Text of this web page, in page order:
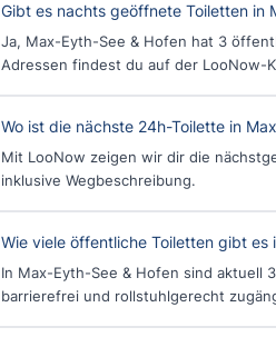
Gibt es nachts geöffnete Toiletten in
Ja, Max-Eyth-See & Hofen hat 3
Adressen findest du auf der LooNow-
Wo ist die nächste 24h-Toilette in
Mit LooNow zeigen wir dir die
inklusive Wegbeschreibung.
Wie viele öffentliche Toiletten gibt es
In Max-Eyth-See & Hofen sind aktuell
barrierefrei und rollstuhlgerecht